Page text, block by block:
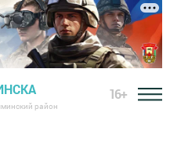
район
16+